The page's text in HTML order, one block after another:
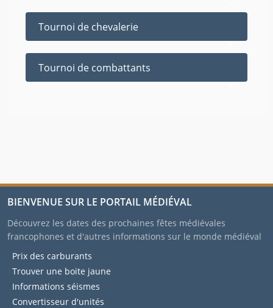
Tournoi de chevalerie
Tournoi de combattants
BIENVENUE SUR LE PORTAIL MÉDIÉVAL
Découvrez les dates des prochaines fêtes médiévales
francophones et d'autres informations sur le monde médiéval
Prix des carburants
Trouver une boite jaune
Informations séismes
Convertisseur d'unités